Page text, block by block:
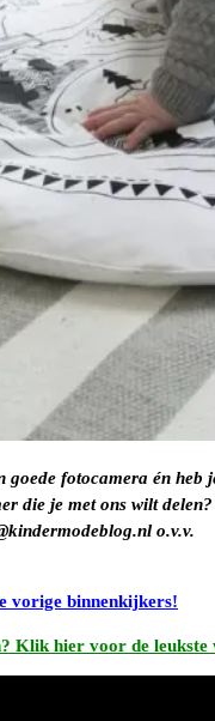
goede fotocamera én heb
die je met ons wilt
o.v.v.
vorige binnenkijkers!
Klik hier voor de leukste